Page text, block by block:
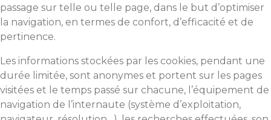
passage sur telle ou telle page, dans le but d’optimiser
la navigation, en termes de confort, d’efficacité et de
pertinence.
Les informations stockées par les cookies, pendant une
durée limitée, sont anonymes et portent sur les pages
visitées et le temps passé sur chacune, l’équipement de
navigation de l’internaute (système d’exploitation,